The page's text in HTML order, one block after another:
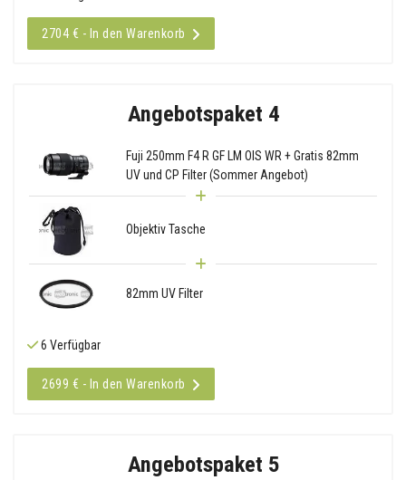
2704 € - In den Warenkorb
Angebotspaket 4
Fuji 250mm F4 R GF LM OIS WR + Gratis 82mm
UV und CP Filter (Sommer Angebot)
Objektiv Tasche
82mm UV Filter
6 Verfügbar
2699 € - In den Warenkorb
Angebotspaket 5